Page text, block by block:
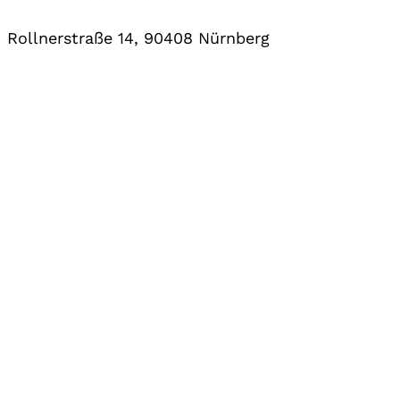
Rollnerstraße 14, 90408 Nürnberg